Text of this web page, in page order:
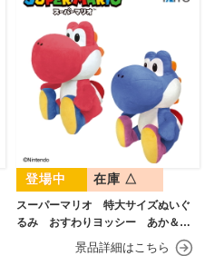
スーパーマリオ 特大サイズぬいぐ
るみ おすわりヨッシー あか＆あ
在庫 △